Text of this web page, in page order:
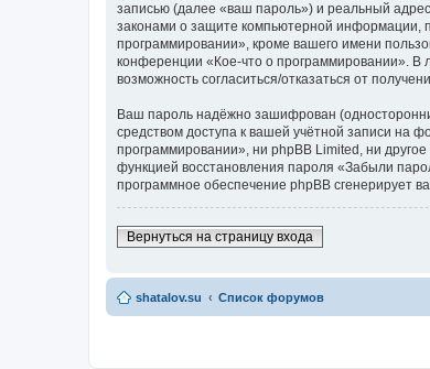
записью (далее «ваш пароль») и реальный
законами о защите компьютерной информации,
программировании», кроме вашего имени
конференции «Кое-что о программировании». В
возможность согласиться/отказаться от
Ваш пароль надёжно зашифрован
средством доступа к вашей учётной записи на
программировании», ни phpBB Limited, ни
функцией восстановления пароля «Забыли
программное обеспечение phpBB сгенерирует
Вернуться на страницу входа
shatalov.su Список форумов